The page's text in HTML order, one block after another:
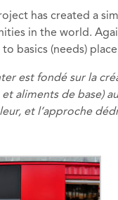
has created a
in the world.
basics (needs)
est fondé sur la
aliments de base)
et l’approche